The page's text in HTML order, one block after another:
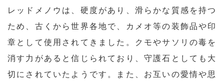
レッドメノウは、硬度があり、滑らかな質感を持つ
ため、古くから世界各地で、カメオ等の装飾品や印
章として使用されてきました。クモやサソリの毒を
消す力があると信じられており、守護石としても大
切にされていたようです。また、お互いの愛情や思